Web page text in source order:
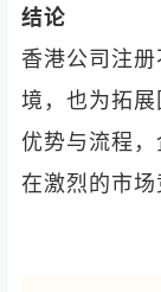
结论
香港公司注
境，也为拓
优势与流程
在激烈的市场